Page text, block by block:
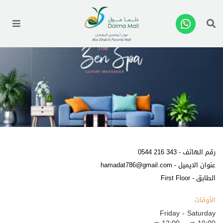
رقم الهاتف -0544 216 343
عنوان الايميل - hamadat786@gmail.com
الطابق - First Floor
الأوقات
Friday - Saturday